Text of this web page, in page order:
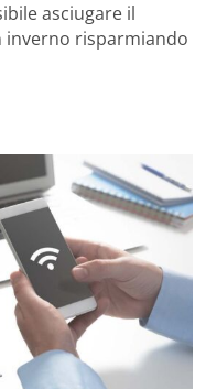
asciugare il
inverno risparmiando